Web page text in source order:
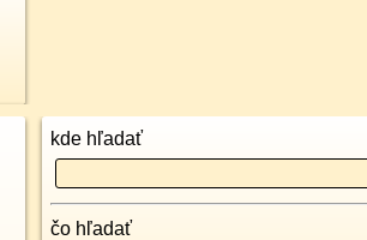
kde hľadať
čo hľadať